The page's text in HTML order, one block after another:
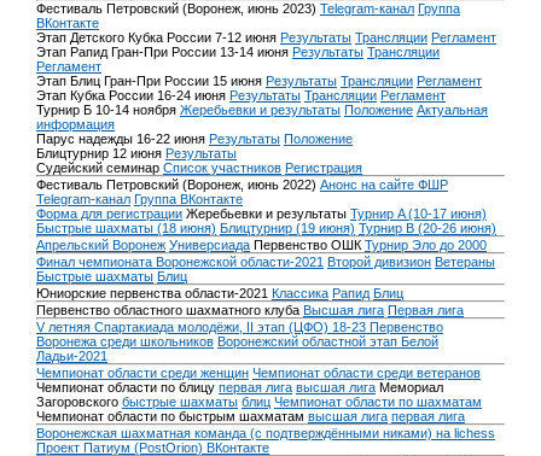
Фестиваль Петровский (Воронеж, июнь 2023) Telegram-канал Группа
ВКонтакте
Этап Детского Кубка России 7-12 июня Результаты Трансляции Регламент
Этап Рапид Гран-При России 13-14 июня Результаты Трансляции
Регламент
Этап Блиц Гран-При России 15 июня Результаты Трансляции Регламент
Этап Кубка России 16-24 июня Результаты Трансляции Регламент
Турнир Б 10-14 ноября Жеребьевки и результаты Положение Актуальная
информация
Парус надежды 16-22 июня Результаты Положение
Блицтурнир 12 июня Результаты
Судейский семинар Список участников Регистрация
Фестиваль Петровский (Воронеж, июнь 2022) Анонс на сайте ФШР
Telegram-канал Группа ВКонтакте
Форма для регистрации Жеребьевки и результаты Турнир A (10-17 июня)
Быстрые шахматы (18 июня) Блицтурнир (19 июня) Турнир B (20-26 июня)
Апрельский Воронеж Универсиада Первенство ОШК Турнир Эло до 2000
Финал чемпионата Воронежской области-2021 Второй дивизион Ветераны
Быстрые шахматы Блиц
Юниорские первенства области-2021 Классика Рапид Блиц
Первенство областного шахматного клуба Высшая лига Первая лига
V летняя Спартакиада молодёжи, II этап (ЦФО) 18-23 Первенство
Воронежа среди школьников Воронежский областной этап Белой
Ладьи-2021
Чемпионат области среди женщин Чемпионат области среди ветеранов
Чемпионат области по блицу первая лига высшая лига Мемориал
Загоровского быстрые шахматы блиц Чемпионат области по шахматам
Чемпионат области по быстрым шахматам высшая лига первая лига
Воронежская шахматная команда (с подтверждёнными никами) на lichess
Проект Патиум (PostOrion) ВКонтакте